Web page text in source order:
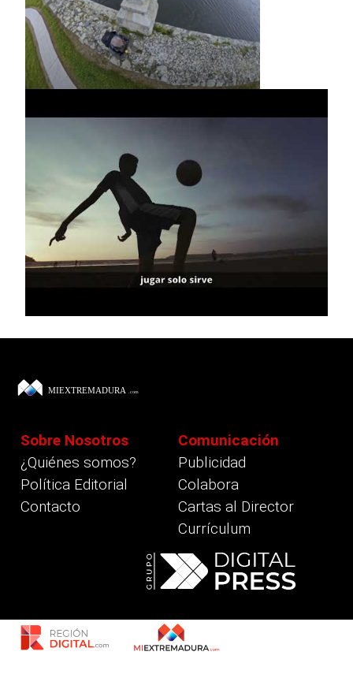
Sobre Nosotros
¿Quiénes somos?
Política Editorial
Contacto
Comunicación
Publicidad
Colabora
Cartas al Director
Currículum